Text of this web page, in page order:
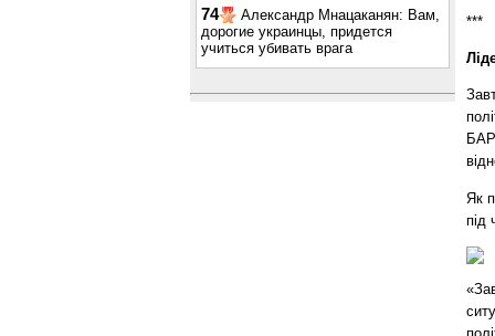
74
Александр Мнацаканян: Вам,
дорогие украинцы, придется
учиться убивать врага
***
Як
під